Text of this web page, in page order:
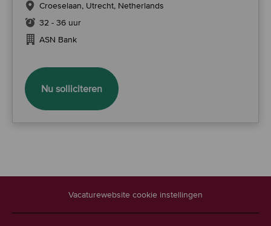
Croeselaan, Utrecht, Netherlands
32 - 36 uur
ASN Bank
Nu solliciterenBusiness Risk Manager
Vacaturewebsite cookie instellingen